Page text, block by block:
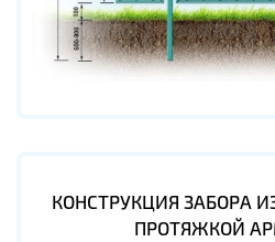
КОНСТРУКЦИЯ ЗАБОРА
ПРОТЯЖКОЙ